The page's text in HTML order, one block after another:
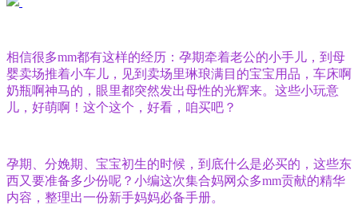
相信很多mm都有这样的经历：孕期牵着老公的小手儿，到母
婴卖场推着小车儿，见到卖场里琳琅满目的宝宝用品，车床啊
奶瓶啊神马的，眼里都突然发出母性的光辉来。这些小玩意
儿，好萌啊！这个这个，好看，咱买吧？
孕期、分娩期、宝宝初生的时候，到底什么是必买的，这些东
西又要准备多少份呢？小编这次集合妈网众多mm贡献的精华
内容，整理出一份新手妈妈必备手册。